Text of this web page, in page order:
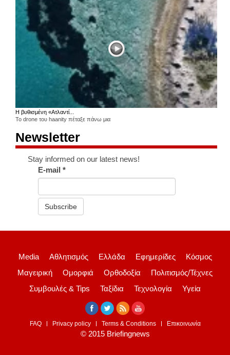
Η βυθισμένη «Ατλαντί...
Το drone του haanity πέταξε πάνω μια
Newsletter
Stay informed on our latest news!
E-mail*
Subscribe
Media Αθλητισμός Ελλάδα Εφημερίδες
Κόσμος
Μαγειρική
Ομορφιά Ορθοδοξία
Πολιτισμός/Τέχνες
Συμβουλές & Tips
Ταξίδια Τεχνολογία Υγεία
FAQ Privacy policy Terms & Conditions Επικοινωνία
© 2015 Briefingnews